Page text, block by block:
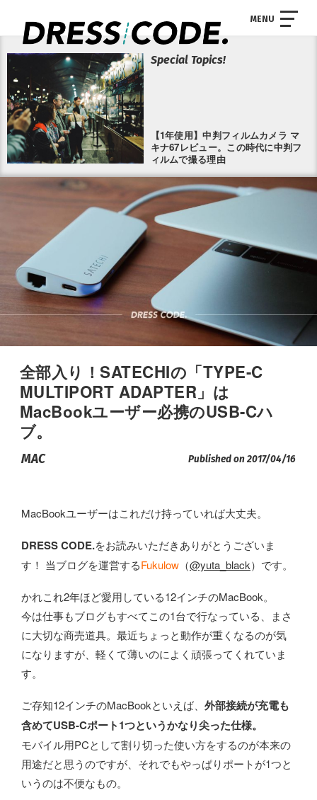
MENU
Special Topics!
【1年使用】中判フィルムカメラ マ
キナ67レビュー。この時代に中判フ
ィルムで撮る理由
全部入り！SATECHIの「TYPE-C
MULTIPORT ADAPTER」は
MacBookユーザー必携のUSB-Cハ
ブ。
MAC Published on 2017/04/16
MacBookユーザーはこれだけ持っていれば大丈夫。
DRESS CODE.をお読みいただきありがとうございま
す！ 当ブログを運営するFukulow （@yuta_black）です。
かれこれ2年ほど愛用している12インチのMacBook。
今は仕事もブログもすべてこの1台で行なっている、まさ
に大切な商売道具。最近ちょっと動作が重くなるのが気
になりますが、軽くて薄いのによく頑張ってくれていま
す。
ご存知12インチのMacBookといえば、 外部接続が充電も
含めてUSB-Cポート1つというかなり尖った仕様。
モバイル用PCとして割り切った使い方をするのが本来の
用途だと思うのですが、それでもやっぱりポートが1つと
いうのは不便なもの。